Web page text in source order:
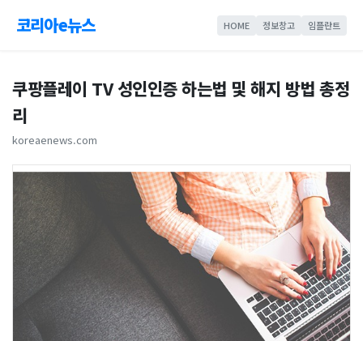
코리아e뉴스 HOME 정보창고 임플란트
쿠팡플레이 TV 성인인증 하는법 및 해지 방법 총정
리
koreaenews.com